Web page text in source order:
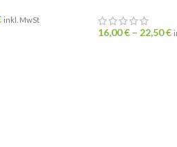
inkl. MwSt
16,00€ – 22,50€